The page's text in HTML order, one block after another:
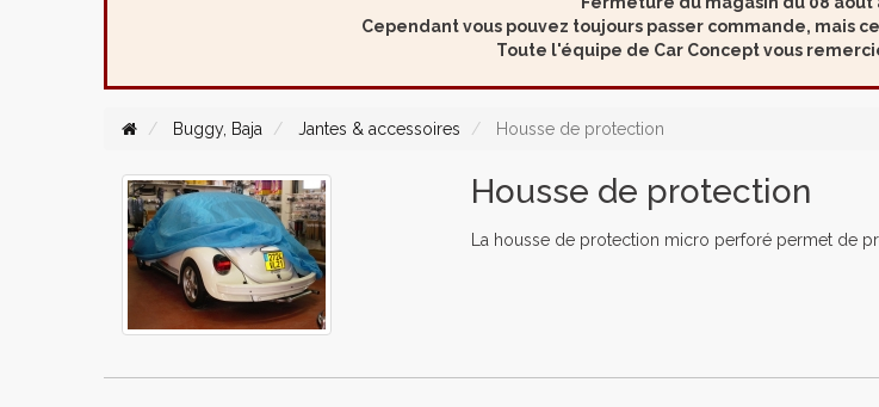
Cependant vous pouvez toujours passer commande, mais
Toute l'équipe de Car Concept vous
Buggy, Baja Jantes & accessoires Housse de protection
Housse de protection
La housse de protection micro perforé permet de